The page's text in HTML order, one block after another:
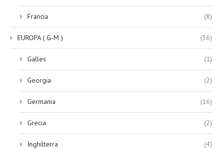
Francia (8)
EUROPA ( G-M ) (36)
Galles (1)
Georgia (2)
Germania (16)
Grecia (2)
Inghilterra (4)